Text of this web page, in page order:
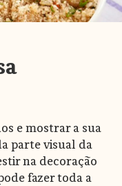
e mostrar a sua
parte visual da
na decoração
fazer toda a